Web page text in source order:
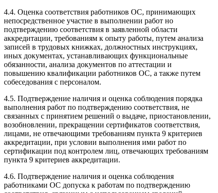
4.4. Оценка соответствия работников ОС, принимающих
непосредственное участие в выполнении работ но
подтверждению соответствия в заявленной области
аккредитации, требованиям к опыту работы, путем анализа
записей в трудовых книжках, должностных инструкциях,
иных документах, устанавливающих функциональные
обязанности, анализа документов по аттестации и
повышению квалификации работников ОС, а также путем
собеседования с персоналом.
4.5. Подтверждение наличия и оценка соблюдения порядка
выполнения работ по подтверждению соответствия, не
связанных с принятием решений о выдаче, приостановлении,
возобновлении, прекращении сертификатов соответствия,
лицами, не отвечающими требованиям пункта 9 критериев
аккредитации, при условии выполнения ими работ по
сертификации под контролем лиц, отвечающих требованиям
пункта 9 критериев аккредитации.
4.6. Подтверждение наличия и оценка соблюдения
работниками ОС допуска к работам по подтверждению